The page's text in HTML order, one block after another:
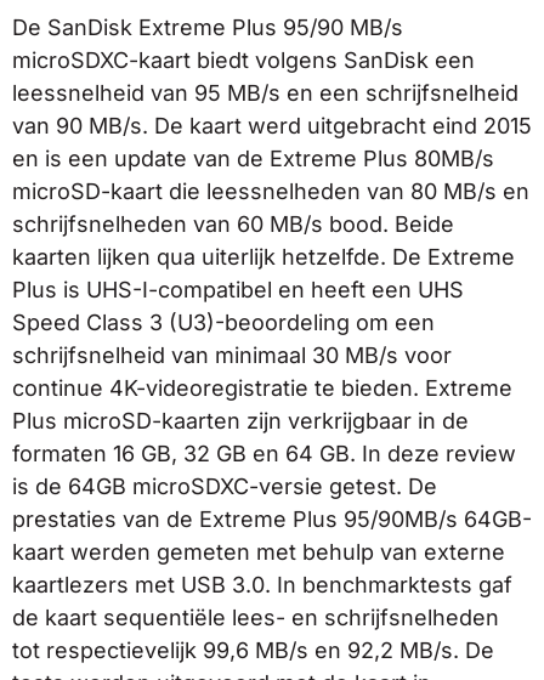
De SanDisk Extreme Plus 95/90 MB/s
microSDXC-kaart biedt volgens SanDisk een
leessnelheid van 95 MB/s en een schrijfsnelheid
van 90 MB/s. De kaart werd uitgebracht eind 2015
en is een update van de Extreme Plus 80MB/s
microSD-kaart die leessnelheden van 80 MB/s en
schrijfsnelheden van 60 MB/s bood. Beide
kaarten lijken qua uiterlijk hetzelfde. De Extreme
Plus is UHS-I-compatibel en heeft een UHS
Speed Class 3 (U3)-beoordeling om een
schrijfsnelheid van minimaal 30 MB/s voor
continue 4K-videoregistratie te bieden. Extreme
Plus microSD-kaarten zijn verkrijgbaar in de
formaten 16 GB, 32 GB en 64 GB. In deze review
is de 64GB microSDXC-versie getest. De
prestaties van de Extreme Plus 95/90MB/s 64GB-
kaart werden gemeten met behulp van externe
kaartlezers met USB 3.0. In benchmarktests gaf
de kaart sequentiële lees- en schrijfsnelheden
tot respectievelijk 99,6 MB/s en 92,2 MB/s. De